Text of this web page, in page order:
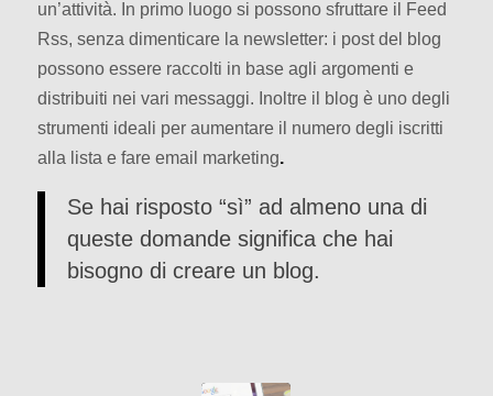
un’attività. In primo luogo si possono sfruttare il Feed
Rss, senza dimenticare la newsletter: i post del blog
possono essere raccolti in base agli argomenti e
distribuiti nei vari messaggi. Inoltre il blog è uno degli
strumenti ideali per aumentare il numero degli iscritti
alla lista e fare email marketing.
Se hai risposto “sì” ad almeno una di
queste domande significa che hai
bisogno di creare un blog.